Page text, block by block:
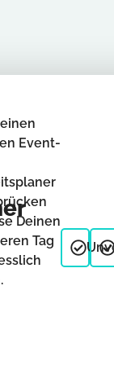
Event-
Deinen
Tag